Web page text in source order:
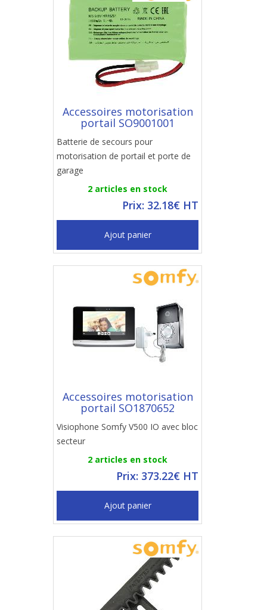
Accessoires motorisation
portail SO9001001
Batterie de secours pour
motorisation de portail et porte de
garage
2 articles en stock
Prix: 32.18€ HT
Ajout panier
Accessoires motorisation
portail SO1870652
Visiophone Somfy V500 IO avec bloc
secteur
2 articles en stock
Prix: 373.22€ HT
Ajout panier